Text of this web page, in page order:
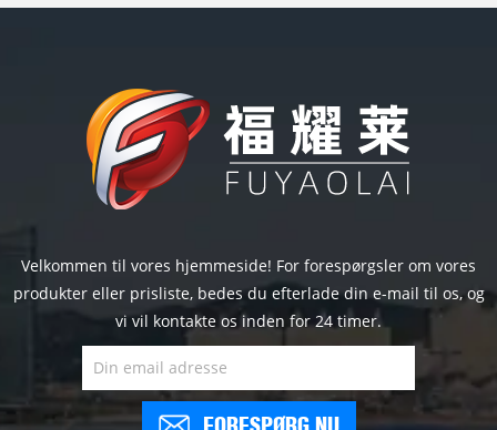
Velkommen til vores hjemmeside! For forespørgsler om vores
produkter eller prisliste, bedes du efterlade din e-mail til os, og
vi vil kontakte os inden for 24 timer.
FORESPØRG NU